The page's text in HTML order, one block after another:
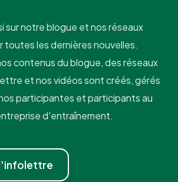
sur notre blogue et nos réseaux
toutes les dernières nouvelles.
contenus du blogue, des réseaux
et nos vidéos sont créés, gérés
participantes et participants au
d'entraînement.